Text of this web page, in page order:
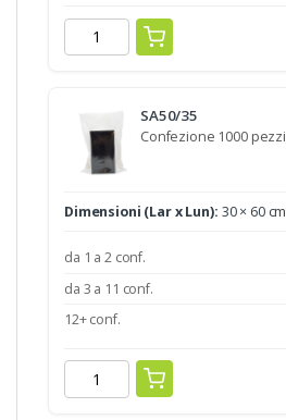
SA50/35
Confezione 1000 pezzi
Dimensioni (Lar x Lun): 30 × 60 cm
da 1 a 2 conf.
da 3 a 11 conf.
12+ conf.